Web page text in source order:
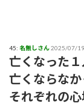
45: 名無しさん2025/07/
亡くなった
亡くならな
それぞれの